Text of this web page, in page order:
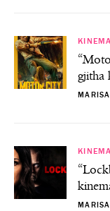
KINEMA
gjitha
KINEMA